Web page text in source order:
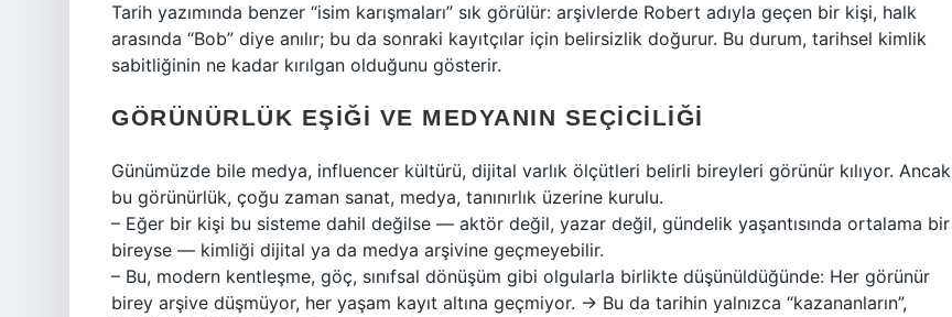
Tarih yazımında benzer “isim karışmaları” sık görülür: arşivlerde Robert adıyla geçen bir kişi, halk
arasında “Bob” diye anılır; bu da sonraki kayıtçılar için belirsizlik doğurur. Bu durum, tarihsel kimlik
sabitliğinin ne kadar kırılgan olduğunu gösterir.
GÖRÜNÜRLÜK EŞIĞI VE MEDYANIN SEÇICILIĞI
Günümüzde bile medya, influencer kültürü, dijital varlık ölçütleri belirli bireyleri görünür kılıyor. Ancak
bu görünürlük, çoğu zaman sanat, medya, tanınırlık üzerine kurulu.
– Eğer bir kişi bu sisteme dahil değilse — aktör değil, yazar değil, gündelik yaşantısında ortalama bir
bireyse — kimliği dijital ya da medya arşivine geçmeyebilir.
– Bu, modern kentleşme, göç, sınıfsal dönüşüm gibi olgularla birlikte düşünüldüğünde: Her görünür
birey arşive düşmüyor, her yaşam kayıt altına geçmiyor. → Bu da tarihin yalnızca “kazananların”,